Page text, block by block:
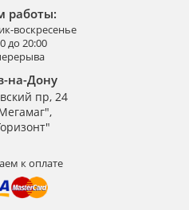
работы:
воскресенье
до 20:00
на-Дону
пр, 24
к оплате